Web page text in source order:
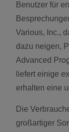
Benutzer für
Various, Inc.,
dazu neigen,
Advanced
liefert einige
erhalten eine
Die
großartiger